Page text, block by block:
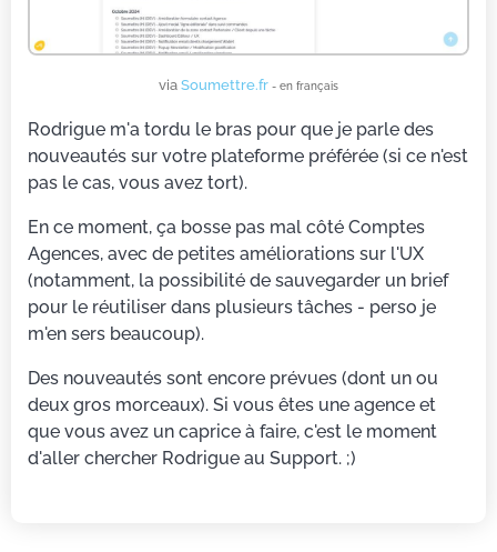
via Soumettre.fr - en français
Rodrigue m'a tordu le bras pour que je parle des
nouveautés sur votre plateforme préférée (si ce n'est
pas le cas, vous avez tort).
En ce moment, ça bosse pas mal côté Comptes
Agences, avec de petites améliorations sur l'UX
(notamment, la possibilité de sauvegarder un brief
pour le réutiliser dans plusieurs tâches - perso je
m'en sers beaucoup).
Des nouveautés sont encore prévues (dont un ou
deux gros morceaux). Si vous êtes une agence et
que vous avez un caprice à faire, c'est le moment
d'aller chercher Rodrigue au Support. ;)